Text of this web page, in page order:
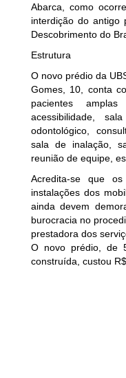
Abarca, como
interdição do antigo
Descobrimento do
Estrutura
O novo prédio da
Gomes, 10, conta
pacientes
acessibilidade,
odontológico,
sala de inalação,
reunião de equipe,
Acredita-se que
instalações dos
ainda devem
burocracia no
prestadora dos
O novo prédio, de
construída, custou